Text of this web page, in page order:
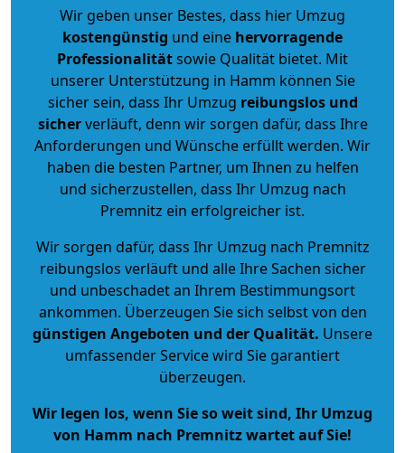
Wir geben unser Bestes, dass hier Umzug
kostengünstig und eine hervorragende
Professionalitätsowie Qualität bietet. Mit
unserer Unterstützung in Hamm können Sie
sicher sein, dass Ihr Umzug reibungslos und
sicherverläuft, denn wir sorgen dafür, dass Ihre
Anforderungen und Wünsche erfüllt werden. Wir
haben die besten Partner, um Ihnen zu helfen
und sicherzustellen, dass Ihr Umzug nach
Premnitz ein erfolgreicher ist.
Wir sorgen dafür, dass Ihr Umzug nach Premnitz
reibungslos verläuft und alle Ihre Sachen sicher
und unbeschadet an Ihrem Bestimmungsort
ankommen. Überzeugen Sie sich selbst von den
günstigen Angeboten und der Qualität. Unsere
umfassender Service wird Sie garantiert
überzeugen.
Wir legen los, wenn Sie so weit sind, Ihr Umzug
von Hamm nach Premnitz wartet auf Sie!